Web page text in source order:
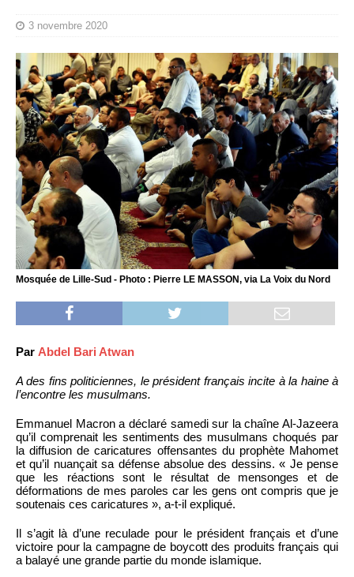
3 novembre 2020
Mosquée de Lille-Sud - Photo : Pierre LE MASSON, via La Voix du Nord
Par Abdel Bari Atwan
A des fins politiciennes, le président français incite à la haine à
l’encontre les musulmans.
Emmanuel Macron a déclaré samedi sur la chaîne Al-Jazeera
qu’il comprenait les sentiments des musulmans choqués par
la diffusion de caricatures offensantes du prophète Mahomet
et qu’il nuançait sa défense absolue des dessins. « Je pense
que les réactions sont le résultat de mensonges et de
déformations de mes paroles car les gens ont compris que je
soutenais ces caricatures », a-t-il expliqué.
Il s’agit là d’une reculade pour le président français et d’une
victoire pour la campagne de boycott des produits français qui
a balayé une grande partie du monde islamique.